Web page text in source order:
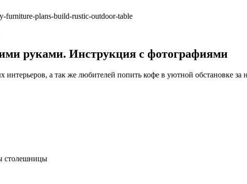
furniture-plans-build-rustic-outdoor-table
руками. Инструкция с фотографиями
а так же любителей попить кофе в уютной обстановке за
столешницы